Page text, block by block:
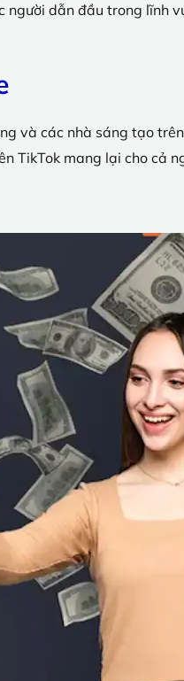
người dẫn đầu trong lĩnh
và các nhà sáng tạo
TikTok mang lại cho cả